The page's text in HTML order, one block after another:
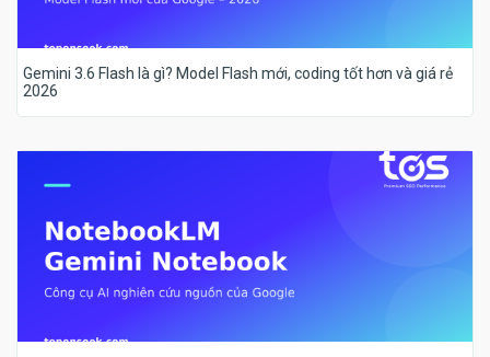
Gemini 3.6 Flash là gì? Model Flash mới, coding tốt hơn và giá rẻ
2026